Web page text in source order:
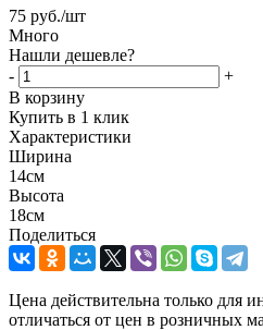
75 руб./шт
Много
Нашли дешевле?
-
+
В корзину
Купить в 1 клик
Характеристики
Ширина
14см
Высота
18см
Поделиться
Цена действительна только для
отличаться от цен в розничных